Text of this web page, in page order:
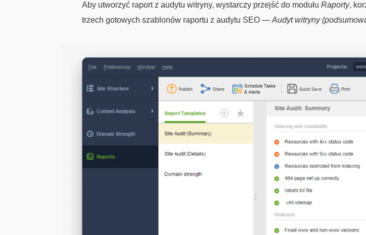
Aby utworzyć raport z audytu witryny, wystarczy przejść do modułu Raporty,
trzech gotowych szablonów raportu z audytu SEO — Audyt witryny